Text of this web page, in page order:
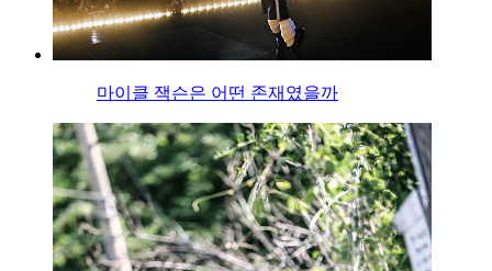
마이클 잭슨은 어떤 존재였을까